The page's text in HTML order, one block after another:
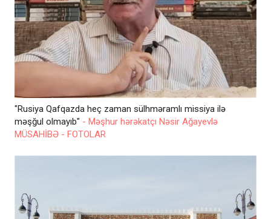
"Rusiya Qafqazda heç zaman sülhməramlı missiya ilə
məşğul olmayıb" - Məşhur hərəkatçı Nəsir Ağayevlə
MÜSAHİBƏ - FOTOLAR